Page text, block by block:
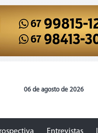
06 de agosto de 2026
Entrevistas